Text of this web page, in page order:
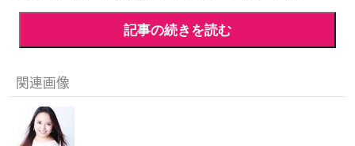
記事の続きを読む
関連画像